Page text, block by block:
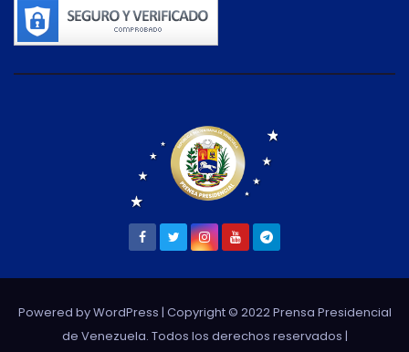
Powered by WordPress | Copyright © 2022 Prensa Presidencial
de Venezuela. Todos los derechos reservados |